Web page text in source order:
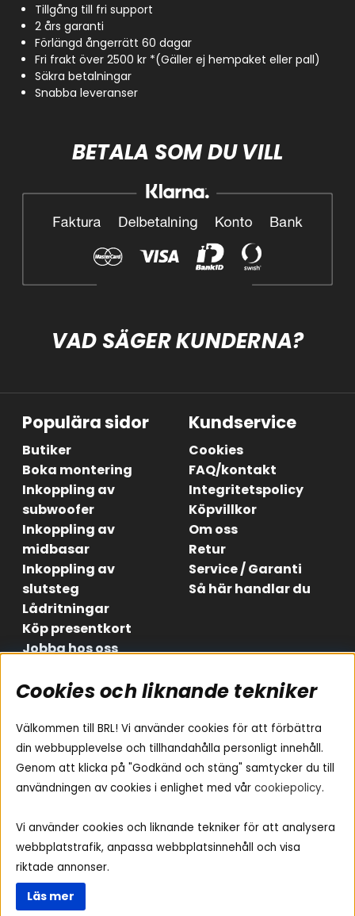
Tillgång till fri support
2 års garanti
Förlängd ångerrätt 60 dagar
Fri frakt över 2500 kr *(Gäller ej hempaket eller pall)
Säkra betalningar
Snabba leveranser
BETALA SOM DU VILL
VAD SÄGER KUNDERNA?
Populära sidor
Butiker
Boka montering
Inkoppling av
subwoofer
Inkoppling av
midbasar
Inkoppling av
slutsteg
Lådritningar
Köp presentkort
Jobba hos oss
Team BRL
Sonos
Kundservice
Cookies
FAQ/kontakt
Integritetspolicy
Köpvillkor
Om oss
Retur
Service / Garanti
Så här handlar du
Områden
Hemmaljud
Medarbetare
Vad passar i min bil
Yamaha Musiccast
Ljud till A-traktorn
Följ oss
Facebook
Cookies och liknande tekniker
Välkommen till BRL! Vi använder cookies för att förbättra
din webbupplevelse och tillhandahålla personligt innehåll.
Genom att klicka på "Godkänd och stäng" samtycker du till
användningen av cookies i enlighet med vår cookiepolicy.
Vi använder cookies och liknande tekniker för att analysera
webbplatstrafik, anpassa webbplatsinnehåll och visa
riktade annonser.
Läs mer